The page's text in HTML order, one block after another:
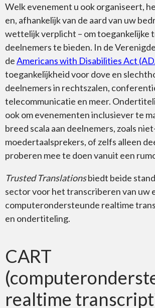
Document
Website
Welk evenement u ook organiseert,
en, afhankelijk van de aard van uw
wettelijk verplicht – om toegankelijke
deelnemers te bieden. In de
deAmericans with Disabilities Act
toegankelijkheid voor dove en
deelnemers in rechtszalen,
telecommunicatie en meer.
ook om evenementen inclusiever te
breed scala aan deelnemers, zoals
moedertaalsprekers, of zelfs alleen
proberen mee te doen vanuit een
Trusted Translationsbiedt beide
sector voor het transcriberen van uw
computerondersteunde realtime
en ondertiteling.
CART
realtime